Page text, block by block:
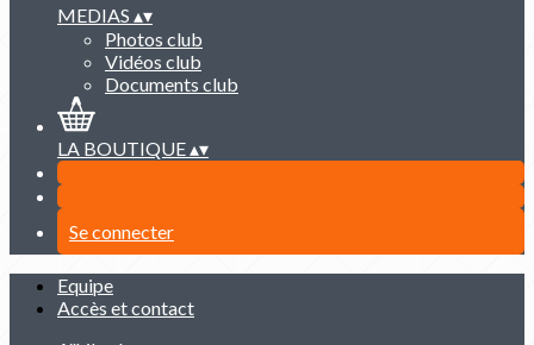
MEDIAS ▴▾
Photos club
Vidéos club
Documents club
LA BOUTIQUE▴▾
Se connecter
Equipe
Accès et contact